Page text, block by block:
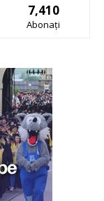
7,410
Abonați